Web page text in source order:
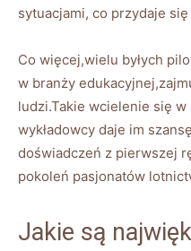
sytuacjami, co przydaje
Co więcej,wielu byłych
w branży
ludzi.Takie ‌wcielenie się
wykładowcy daje ⁣im
doświadczeń z ⁢pierwszej
pokoleń pasjonatów
Jakie są